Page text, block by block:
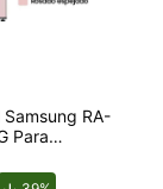
RA-
Para
De 1